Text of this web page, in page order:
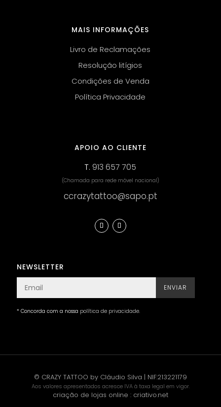
MAIS INFORMAÇÕES
Livro de Reclamações
Resolução litígios
Condições de Venda
Política Privacidade
APOIO AO CLIENTE
T.913 657 705
(Chamada para rede móvel nacional)
ccrazytattoo@sapo.pt
NEWSLETTER
ENVIAR
* Concorda com a nossa política de privacidade.
© CRAZY TATTOO by Cláudio Silva | NIF:213221179
Aos valores apresentados acresce IVA à taxa legal em vigor.
criação de lojas online : criativo.net